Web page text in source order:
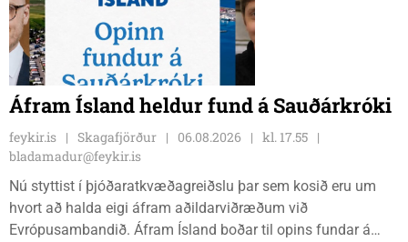
Áfram Ísland heldur fund á Sauðárkróki
feykir.is Skagafjörður 06.08.2026
kl. 17.55
bladamadur@feykir.is
Nú styttist í þjóðaratkvæðagreiðslu þar sem kosið eru um
hvort að halda eigi áfram aðildarviðræðum við
Evrópusambandið. Áfram Ísland boðar til opins fundar á